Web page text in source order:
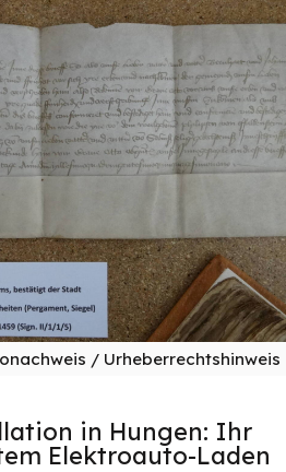
/ Urheberrechtshinweis
in Hungen: Ihr
Elektroauto-Laden